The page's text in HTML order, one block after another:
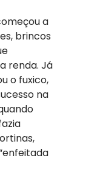
a
brincos
renda. Já
o fuxico,
na